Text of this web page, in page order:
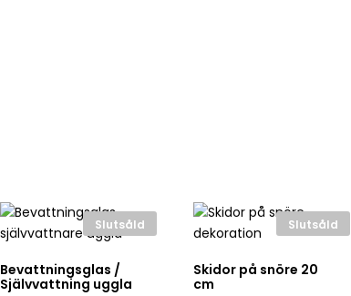
Slutsåld
Bevattningsglas /
Självvattning uggla
Slutsåld
Skidor på snöre 20
cm